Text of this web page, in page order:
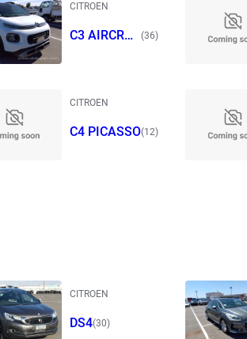
CITROEN
C3 AIRCROS
(36)
CITROEN
C4 PICASSO(12)
CITROEN
DS4(30)